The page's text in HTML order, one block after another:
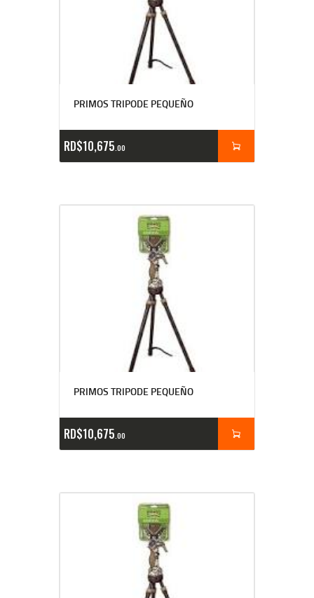
PRIMOS TRIPODE PEQUEÑO
RD$10,675 00
PRIMOS TRIPODE PEQUEÑO
RD$10,675 00